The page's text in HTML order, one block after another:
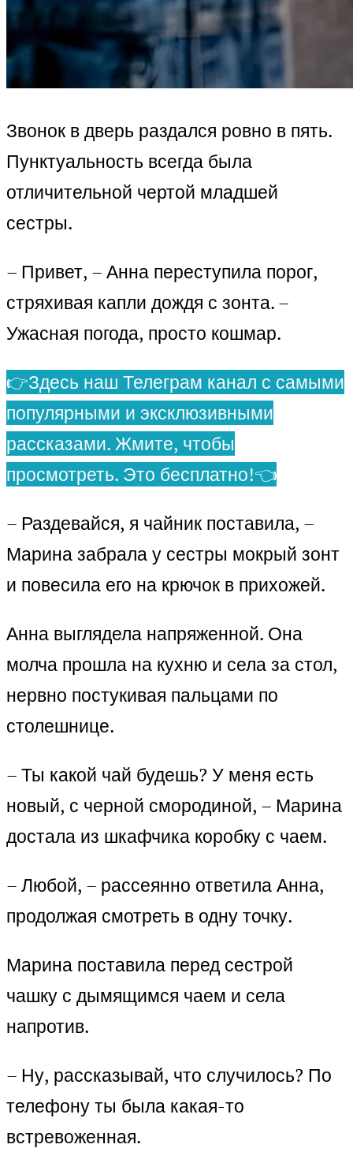
Звонок в дверь раздался ровно в пять.
Пунктуальность всегда была
отличительной чертой младшей
сестры.
– Привет, – Анна переступила порог,
стряхивая капли дождя с зонта. –
Ужасная погода, просто кошмар.
👉Здесь наш Телеграм канал с самыми
популярными и эксклюзивными
рассказами. Жмите, чтобы
просмотреть. Это бесплатно!👈
– Раздевайся, я чайник поставила, –
Марина забрала у сестры мокрый зонт
и повесила его на крючок в прихожей.
Анна выглядела напряженной. Она
молча прошла на кухню и села за стол,
нервно постукивая пальцами по
столешнице.
– Ты какой чай будешь? У меня есть
новый, с черной смородиной, – Марина
достала из шкафчика коробку с чаем.
– Любой, – рассеянно ответила Анна,
продолжая смотреть в одну точку.
Марина поставила перед сестрой
чашку с дымящимся чаем и села
напротив.
– Ну, рассказывай, что случилось? По
телефону ты была какая-то
встревоженная.